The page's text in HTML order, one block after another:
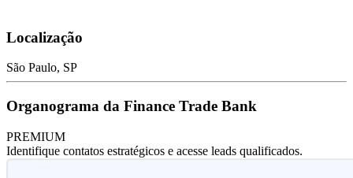
Localização
São Paulo, SP
Organograma da Finance Trade Bank
PREMIUM
Identifique contatos estratégicos e acesse leads qualificados.